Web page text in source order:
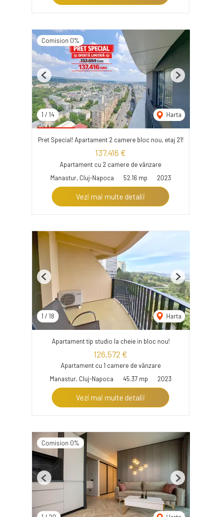
Comision 0%
1 / 14 Harta
Previous Next
Pret Special! Apartament 2 camere bloc nou, etaj 21!
137,416 €
Apartament cu 2 camere de vânzare
Manastur, Cluj-Napoca
52.16 mp 2023
Vezi mai multe detalii
1 / 18 Harta
Previous Next
Apartament tip studio la cheie in bloc nou!
126,572 €
Apartament cu 1 camere de vânzare
Manastur, Cluj-Napoca
45.37 mp 2023
Vezi mai multe detalii
Comision 0%
Previous Next